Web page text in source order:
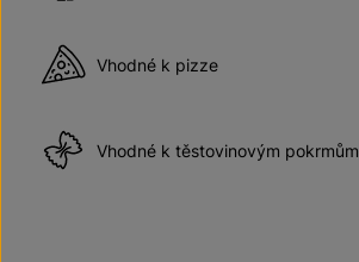
Vhodné k pizze
Vhodné k těstovinovým pokrmům